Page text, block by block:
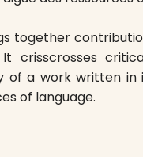
together
crisscrosses
of a work written
of language.